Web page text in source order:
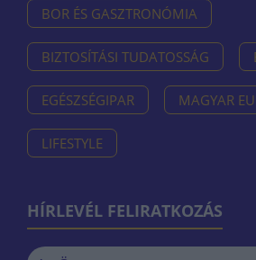
BOR ÉS GASZTRONÓMIA
BIZTOSÍTÁSI TUDATOSSÁG
EGÉSZSÉGIPAR MAGYAR
LIFESTYLE
HÍRLEVÉL FELIRATKOZÁS